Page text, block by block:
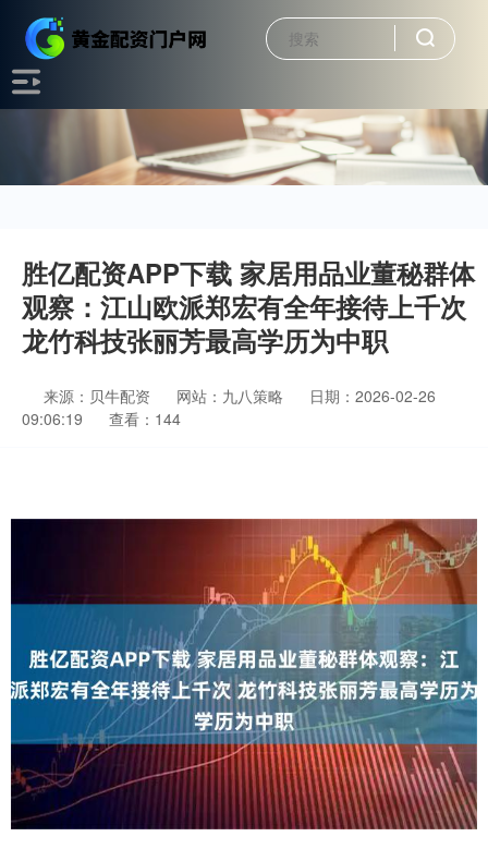
胜亿配资APP下载 家居用品业董秘群体
观察：江山欧派郑宏有全年接待上千次
龙竹科技张丽芳最高学历为中职
来源：贝牛配资 网站：九八策略
日期：2026-02-26
09:06:19
查看：144